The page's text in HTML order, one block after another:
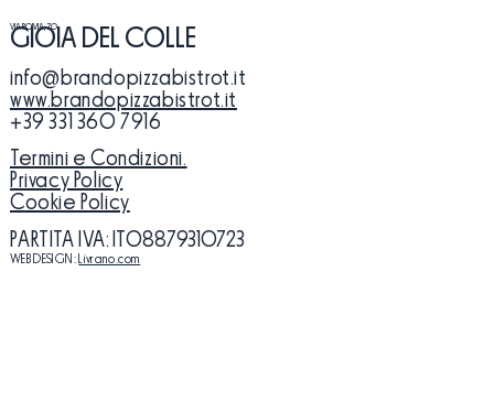
VIA ROMA, 70
GIOIA DEL COLLE
info@brandopizzabistrot.it
www.brandopizzabistrot.it
+39 331 360 7916
Termini e Condizioni.
Privacy Policy
Cookie Policy
PARTITA IVA: ​IT08879310723
WEB DESIGN: Livrano.com